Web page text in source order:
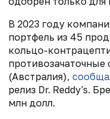
В 2023 году
портфель из 45
кольцо-
противозачаточные
(Австралия),
релиз Dr. Reddy's.
млн долл.